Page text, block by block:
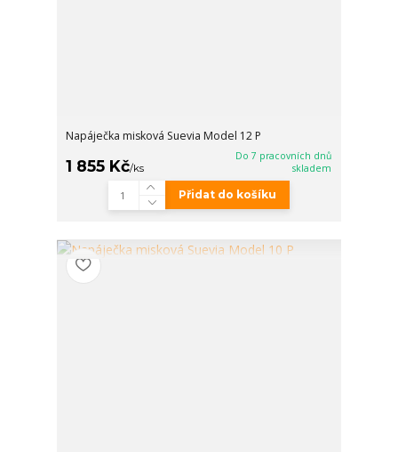
Napáječka misková Suevia Model 12 P
1 855 Kč/ks
Do 7 pracovních dnů
skladem
Přidat do košíku